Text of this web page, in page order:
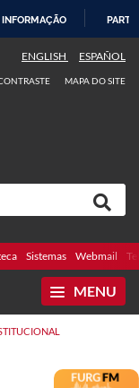
ENGLISH ESPAÑOL
MAPA DO SITE
Sistemas Webmail
MENU